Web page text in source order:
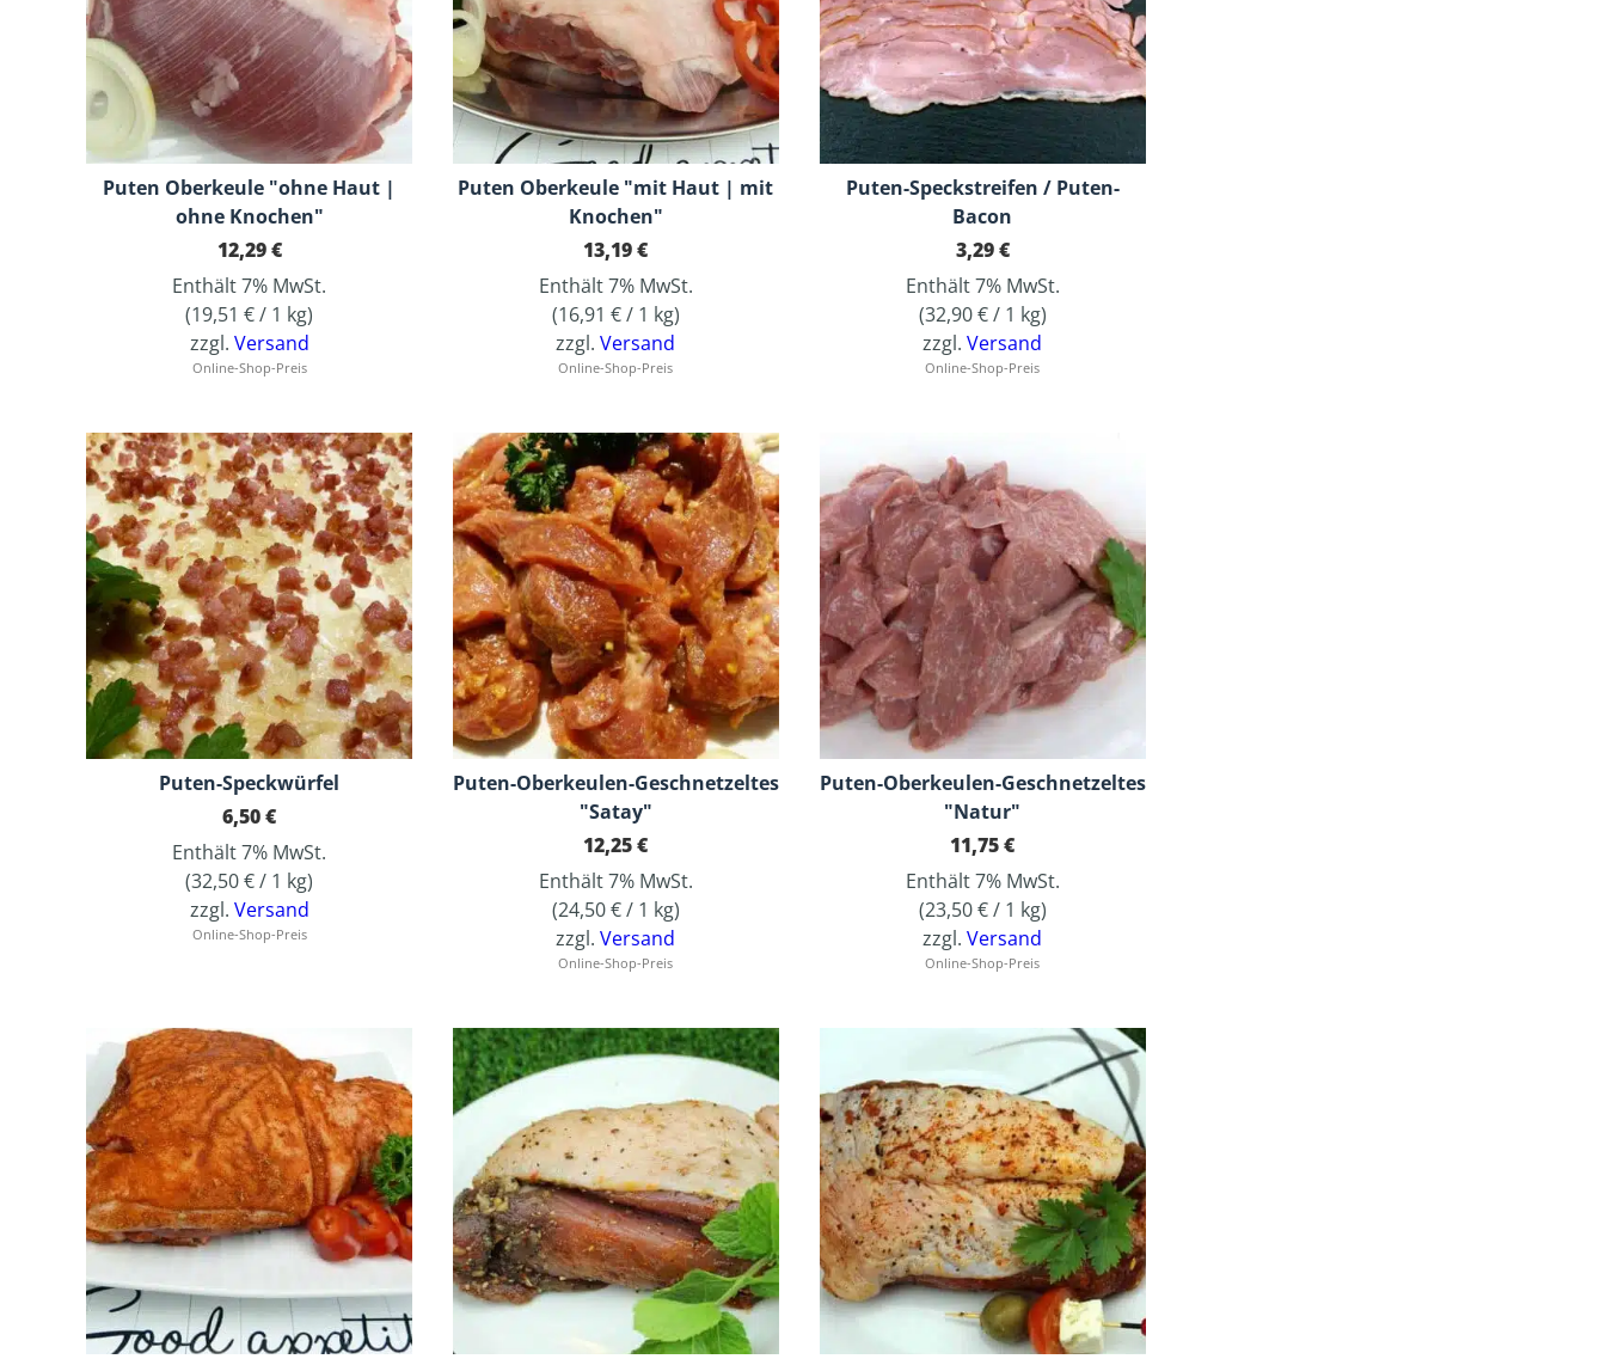
Puten Oberkeule "ohne Haut |
ohne Knochen"
12,29€
Enthält 7% MwSt.
(19,51 €/ 1 kg)
zzgl. Versand
Online-Shop-Preis
Puten Oberkeule "mit Haut | mit
Knochen"
13,19€
Enthält 7% MwSt.
(16,91 €/ 1 kg)
zzgl.Versand
Online-Shop-Preis
Puten-Speckstreifen / Puten-
Bacon
3,29€
Enthält 7% MwSt.
(32,90€/ 1 kg)
zzgl.Versand
Online-Shop-Preis
Puten-Speckwürfel
6,50€
Enthält 7% MwSt.
(32,50€/ 1 kg)
zzgl. Versand
Online-Shop-Preis
Puten-Oberkeulen-Geschnetzeltes
"Satay"
12,25€
Enthält 7% MwSt.
(24,50€/ 1 kg)
zzgl.Versand
Online-Shop-Preis
Puten-Oberkeulen-Geschnetzeltes
"Natur"
11,75€
Enthält 7% MwSt.
(23,50€/ 1 kg)
zzgl.Versand
Online-Shop-Preis